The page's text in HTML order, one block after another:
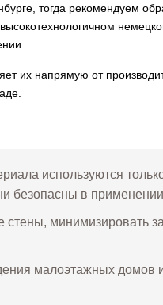
тогда рекомендуем
их напрямую от
используются
безопасны в
стены, минимизировать
малоэтажных домов